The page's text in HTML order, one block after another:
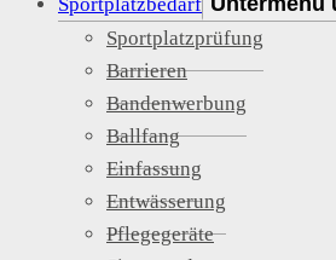
Sportplatzprüfung
Barrieren
Bandenwerbung
Ballfang
Einfassung
Entwässerung
Pflegegeräte